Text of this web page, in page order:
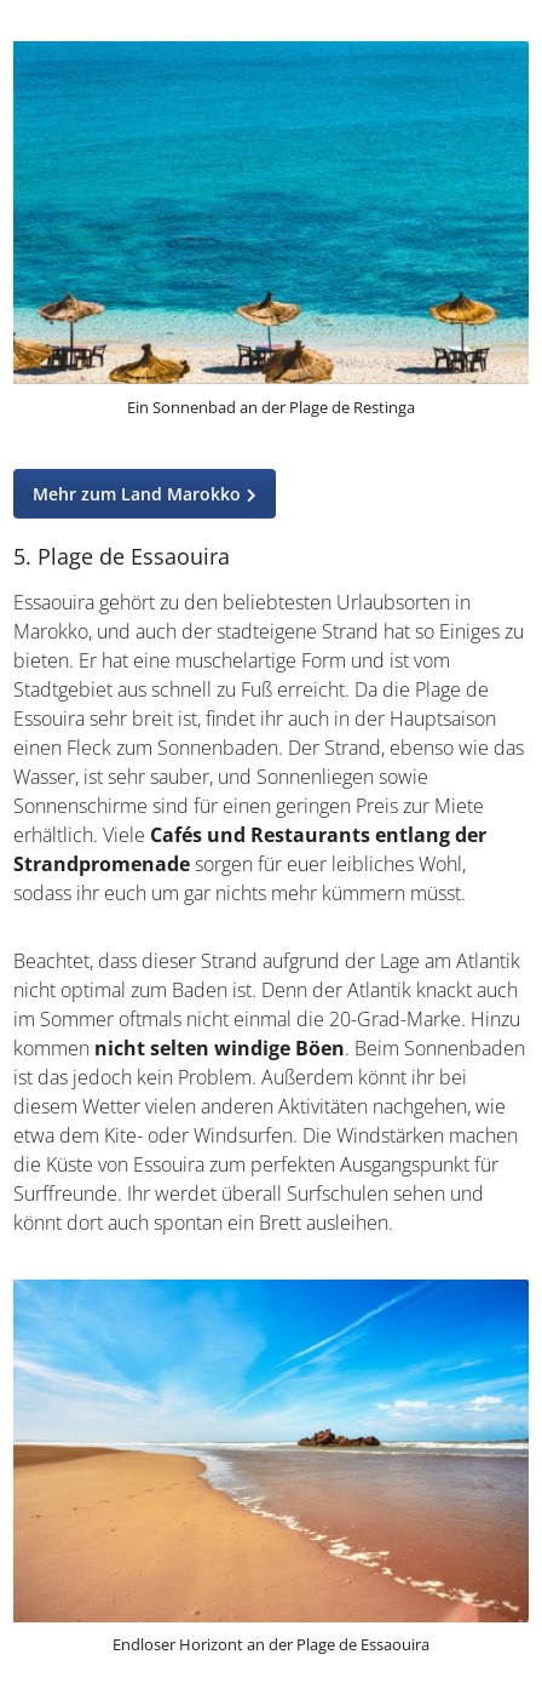
Ein Sonnenbad an der Plage de Restinga
Mehr zum Land Marokko
5. Plage de Essaouira
Essaouira gehört zu den beliebtesten Urlaubsorten in
Marokko, und auch der stadteigene Strand hat so Einiges zu
bieten. Er hat eine muschelartige Form und ist vom
Stadtgebiet aus schnell zu Fuß erreicht. Da die Plage de
Essouira sehr breit ist, findet ihr auch in der Hauptsaison
einen Fleck zum Sonnenbaden. Der Strand, ebenso wie das
Wasser, ist sehr sauber, und Sonnenliegen sowie
Sonnenschirme sind für einen geringen Preis zur Miete
erhältlich. Viele Cafés und Restaurants entlang der
Strandpromenadesorgen für euer leibliches Wohl,
sodass ihr euch um gar nichts mehr kümmern müsst.
Beachtet, dass dieser Strand aufgrund der Lage am Atlantik
nicht optimal zum Baden ist. Denn der Atlantik knackt auch
im Sommer oftmals nicht einmal die 20-Grad-Marke. Hinzu
kommen nicht selten windige Böen. Beim Sonnenbaden
ist das jedoch kein Problem. Außerdem könnt ihr bei
diesem Wetter vielen anderen Aktivitäten nachgehen, wie
etwa dem Kite- oder Windsurfen. Die Windstärken machen
die Küste von Essouira zum perfekten Ausgangspunkt für
Surffreunde. Ihr werdet überall Surfschulen sehen und
könnt dort auch spontan ein Brett ausleihen.
Endloser Horizont an der Plage de Essaouira